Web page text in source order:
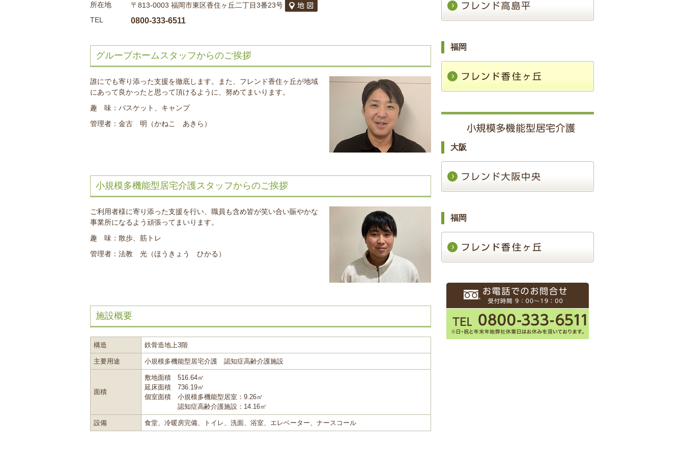
所在地
〒813-0003 福岡市東区香住ヶ丘二丁目3番23号
TEL
0800-333-6511
グループホームスタッフからのご挨拶
誰にでも寄り添った支援を徹底します。また、フレンド香住ヶ丘が地域
にあって良かったと思って頂けるように、努めてまいります。
趣 味：バスケット、キャンプ
管理者：金古 明（かねこ あきら）
小規模多機能型居宅介護スタッフからのご挨拶
ご利用者様に寄り添った支援を行い、職員も含め皆が笑い合い賑やかな
事業所になるよう頑張ってまいります。
趣 味：散歩、筋トレ
管理者：法教 光（ほうきょう ひかる）
施設概要
構造 鉄骨造地上3階
主要用途 小規模多機能型居宅介護 認知症高齢介護施設
面積
敷地面積 516.64㎡
延床面積 736.19㎡
個室面積 小規模多機能型居室：9.26㎡
認知症高齢介護施設：14.16㎡
設備 食堂、冷暖房完備、トイレ、洗面、浴室、エレベーター、ナースコール
福岡
大阪
福岡